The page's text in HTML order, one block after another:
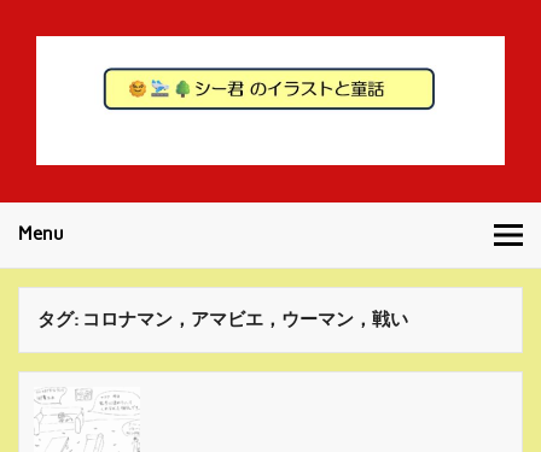
content
シー君のイラス
トと童話
Menu
タグ: コロナマン，アマビエ，ウーマン，戦い